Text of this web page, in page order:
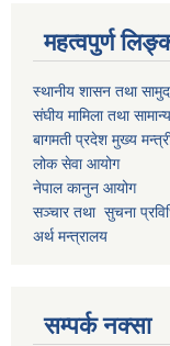
महत्वपुर्ण
स्थानीय शासन तथा
संघीय मामिला तथा
बागमती प्रदेश मुख्य
लोक सेवा आयोग
नेपाल कानुन आयोग
सञ्चार तथा सुचना
अर्थ मन्त्रालय
सम्पर्क नक्सा